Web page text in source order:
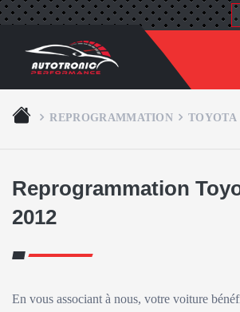
REPROGRAMMATION TOYOTA
Reprogrammation
2012
En vous associant à nous, votre voiture